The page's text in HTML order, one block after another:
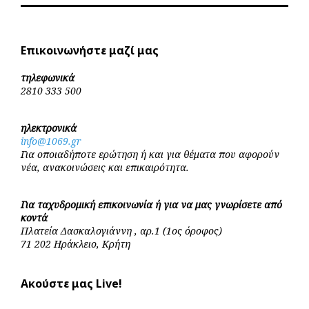
Επικοινωνήστε μαζί μας
τηλεφωνικά
2810 333 500
ηλεκτρονικά
info@1069.gr
Για οποιαδήποτε ερώτηση ή και για θέματα που αφορούν
νέα, ανακοινώσεις και επικαιρότητα.
Για ταχυδρομική επικοινωνία ή για να μας γνωρίσετε από
κοντά
Πλατεία Δασκαλογιάννη , αρ.1 (1ος όροφος)
71 202 Ηράκλειο, Κρήτη
Ακούστε μας Live!